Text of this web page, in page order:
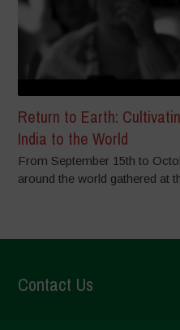
Return to Earth:
India to the World
From September 15th to
around the world gathered at
Contact Us